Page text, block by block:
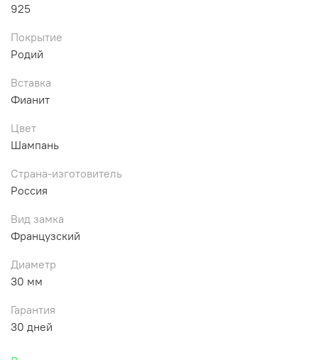
925
Покрытие
Родий
Вставка
Фианит
Цвет
Шампань
Страна-изготовитель
Россия
Вид замка
Французский
Диаметр
30 мм
Гарантия
30 дней